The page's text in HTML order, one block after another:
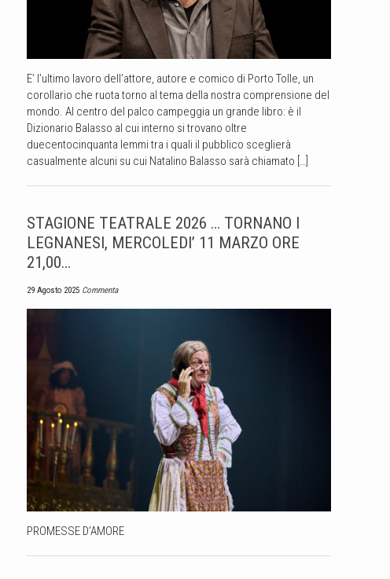
E’ l’ultimo lavoro dell’attore, autore e comico di Porto Tolle, un
corollario che ruota torno al tema della nostra comprensione del
mondo. Al centro del palco campeggia un grande libro: è il
Dizionario Balasso al cui interno si trovano oltre
duecentocinquanta lemmi tra i quali il pubblico sceglierà
casualmente alcuni su cui Natalino Balasso sarà chiamato […]
STAGIONE TEATRALE 2026 … TORNANO I
LEGNANESI, MERCOLEDI’ 11 MARZO ORE
21,00…
29 Agosto 2025 Commenta
PROMESSE D’AMORE